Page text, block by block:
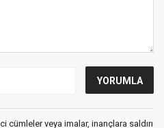
cümleler veya imalar, inançlara saldırı